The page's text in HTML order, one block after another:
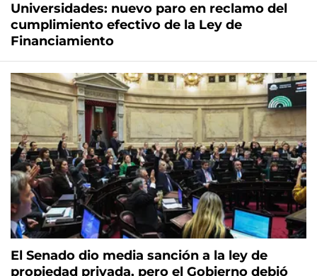
Universidades: nuevo paro en reclamo del
cumplimiento efectivo de la Ley de
Financiamiento
El Senado dio media sanción a la ley de
propiedad privada, pero el Gobierno debió